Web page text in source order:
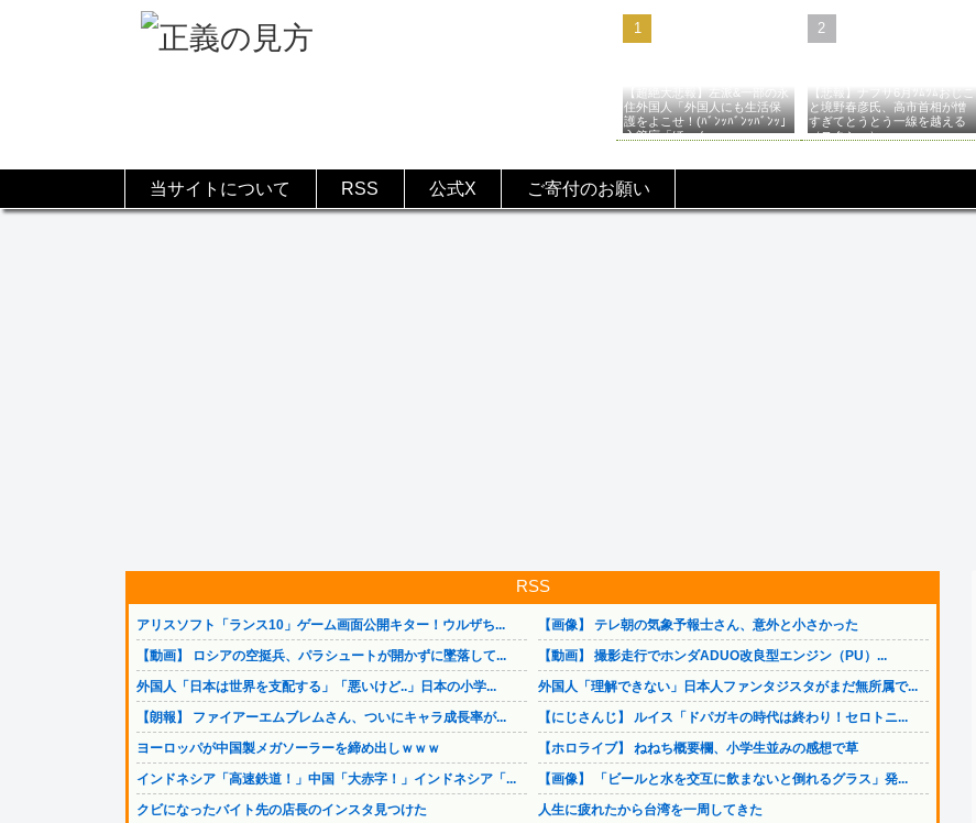
【超絶大悲報】左派&一部の永
住外国人「外国人にも生活保
護をよこせ！(ﾊﾞﾝｯﾊﾞﾝｯﾊﾞﾝｯ」
入管庁「ほーん…」→
【悲報】ナフサ6月ﾂﾑﾂﾑおじこ
と境野春彦氏、高市首相が憎
すぎてとうとう一線を越える
（スクショ）
当サイトについて RSS 公式X ご寄付のお願い
RSS
アリスソフト「ランス10」ゲーム画面公開キター！ウルザち...
【動画】 ロシアの空挺兵、パラシュートが開かずに墜落して...
外国人「日本は世界を支配する」「悪いけど..」日本の小学...
【朗報】 ファイアーエムブレムさん、ついにキャラ成長率が...
ヨーロッパが中国製メガソーラーを締め出しｗｗｗ
インドネシア「高速鉄道！」中国「大赤字！」インドネシア「...
クビになったバイト先の店長のインスタ見つけた
【画像】 テレ朝の気象予報士さん、意外と小さかった
【動画】 撮影走行でホンダADUO改良型エンジン（PU）...
外国人「理解できない」日本人ファンタジスタがまだ無所属で...
【にじさんじ】 ルイス「ドパガキの時代は終わり！セロトニ...
【ホロライブ】 ねねち概要欄、小学生並みの感想で草
【画像】 「ビールと水を交互に飲まないと倒れるグラス」発...
人生に疲れたから台湾を一周してきた